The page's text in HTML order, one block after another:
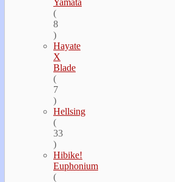
Yamata
(
8
)
Hayate
Х
Blade
(
7
)
Hellsing
(
33
)
Hibike!
Euphonium
(